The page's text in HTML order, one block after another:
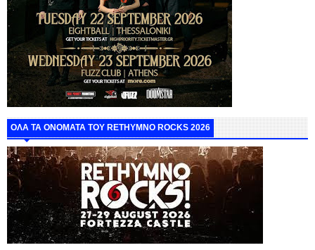
ΟΛΑ ΤΑ ΟΝΟΜΑΤΑ ΤΟΥ RETHYMNO ROCKS 2026